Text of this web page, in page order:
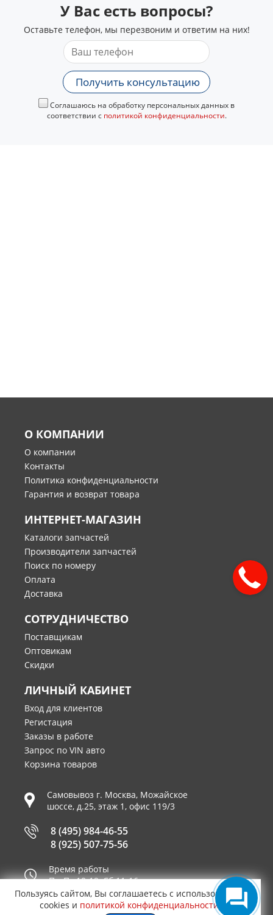
У Вас есть вопросы?
Оставьте телефон, мы перезвоним и ответим на них!
Получить консультацию
Соглашаюсь на обработку персональных данных в
соответствии с политикой конфиденциальности.
О КОМПАНИИ
О компании
Контакты
Политика конфиденциальности
Гарантия и возврат товара
ИНТЕРНЕТ-МАГАЗИН
Каталоги запчастей
Производители запчастей
Поиск по номеру
Оплата
Доставка
СОТРУДНИЧЕСТВО
Поставщикам
Оптовикам
Скидки
ЛИЧНЫЙ КАБИНЕТ
Вход для клиентов
Регистация
Заказы в работе
Запрос по VIN авто
Корзина товаров
Самовывоз г. Москва, Можайское
шоссе, д.25, этаж 1, офис 119/3
8 (495) 984-46-55
8 (925) 507-75-56
Время работы
Пн-Пт 10-19, Сб 11-16
Принимаем к оплате
Пользуясь сайтом, Вы соглашаетесь с использованием
cookies и политикой конфиденциальности